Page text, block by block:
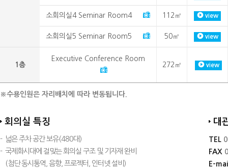
소회의실4 Seminar Room4 112㎡ view
소회의실5 Seminar Room5 50㎡ view
1층
Executive Conference Room
272㎡
view
※수용인원은 자리배치에 따라 변동됩니다.
회의실 특징
- 넓은 주차 공간 보유(480대)
- 국제화시대에 걸맞는 회의실 구조 및 기자재 완비
(첨단 동시통역, 음향, 프로젝터, 인터넷 설비)
대
TEL
FAX
E-